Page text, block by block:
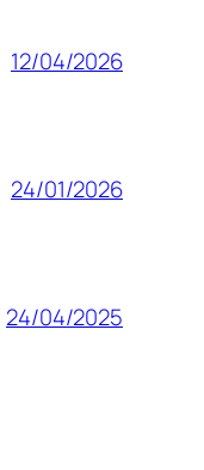
12/04/2026
24/01/2026
24/04/2025